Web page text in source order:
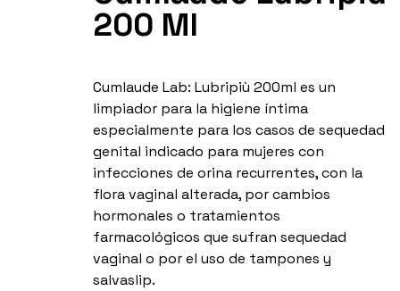
200 Ml
Cumlaude Lab: Lubripiù 200ml es un
limpiador para la higiene íntima
especialmente para los casos de sequedad
genital indicado para mujeres con
infecciones de orina recurrentes, con la
flora vaginal alterada, por cambios
hormonales o tratamientos
farmacológicos que sufran sequedad
vaginal o por el uso de tampones y
salvaslip.